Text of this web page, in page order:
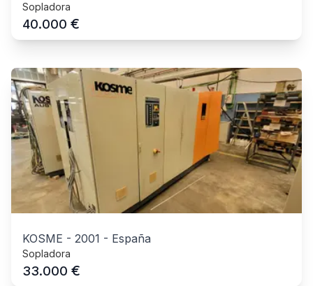
Sopladora
40.000 €
KOSME - 2001 - España
Sopladora
33.000 €